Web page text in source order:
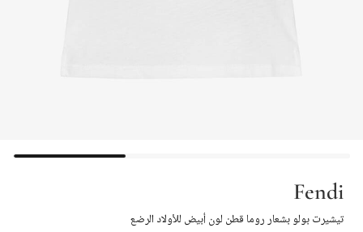
Fendi
تيشيرت بولو بشعار روما قطن لون أبيض للأولاد الرضع